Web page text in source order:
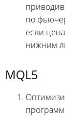
по
если
нижним
MQL5